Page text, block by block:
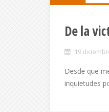
De la
19
Desde que
inquietudes